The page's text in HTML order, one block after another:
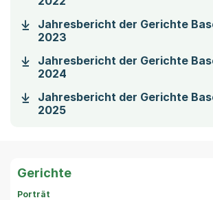
Jahresbericht der Gerichte
2023
Jahresbericht der Gerichte
2024
Jahresbericht der Gerichte
2025(Startet einen Download)
Gerichte
Porträt